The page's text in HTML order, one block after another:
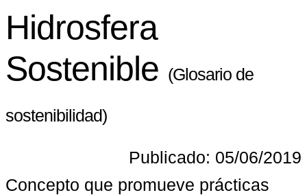
Hidrosfera
Sostenible (Glosario de
sostenibilidad)
Publicado: 05/06/2019
Concepto que promueve prácticas